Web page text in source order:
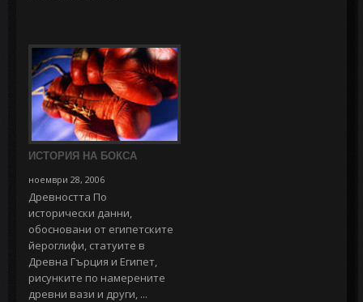
ИСТОРИЯ НА БОКСА
ноември 28, 2006
Древността По
исторически данни,
обосновани от египетските
йероглифи, статуите в
Древна Гърция и Египет,
рисунките по намерените
древни вази и други, ...